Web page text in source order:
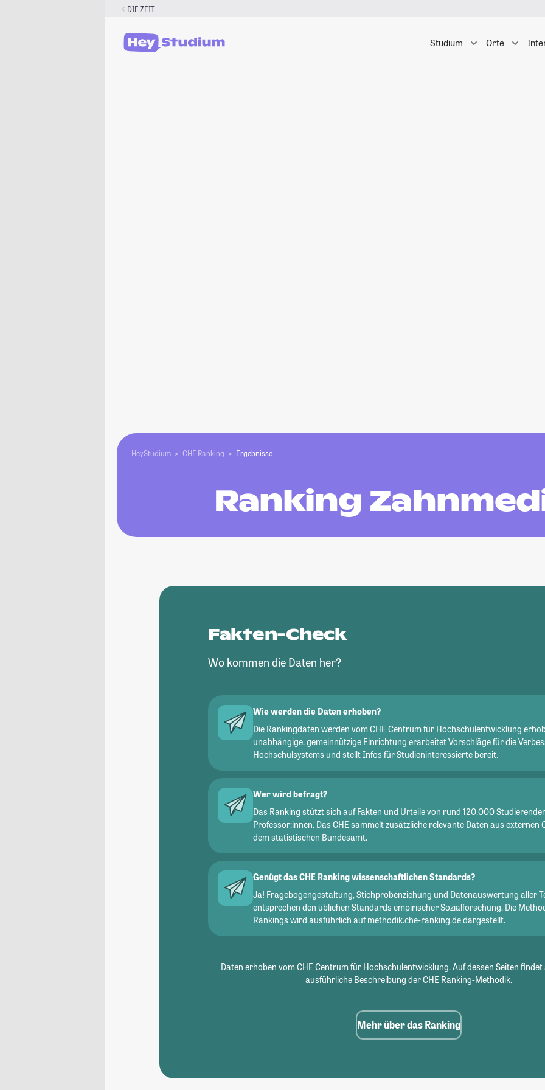
DIE ZEIT
Studium Orte
HeyStudium CHE Ranking Ergebnisse
Ranking
Fakten-Check
Wo kommen die Daten her?
Wie werden die Daten erhoben?
Die Rankingdaten werden vom CHE Centrum für Hochschulentwicklung
unabhängige, gemeinnützige Einrichtung erarbeitet Vorschläge für die
Hochschulsystems und stellt Infos für Studieninteressierte bereit.
Wer wird befragt?
Das Ranking stützt sich auf Fakten und Urteile von rund 120.000
Professor:innen. Das CHE sammelt zusätzliche relevante Daten aus externen
dem statistischen Bundesamt.
Genügt das CHE Ranking wissenschaftlichen Standards?
Ja! Fragebogengestaltung, Stichprobenziehung und Datenauswertung aller
entsprechen den üblichen Standards empirischer Sozialforschung. Die
Rankings wird ausführlich auf methodik.che-ranking.de dargestellt.
Daten erhoben vom CHE Centrum für Hochschulentwicklung. Auf dessen Seiten findet
ausführliche Beschreibung der CHE Ranking-Methodik.
Mehr über das Ranking